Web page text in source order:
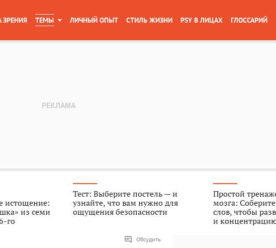
ЗРЕНИЯ ТЕМЫ ЛИЧНЫЙ ОПЫТ СТИЛЬ ЖИЗНИ PSY В ЛИЦАХ ГЛОССАРИЙ
истощение:
из семи
го
Тест: Выберите постель — и
узнайте, что вам нужно для
ощущения безопасности
Простой
мозга:
слов, чтобы
и
Обсудить